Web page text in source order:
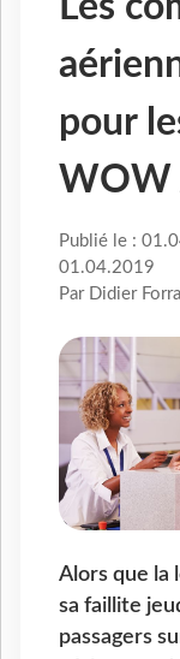
pour
WOW
Publié le :
01.04.2019
Par Didier
Alors que la
sa faillite
passagers